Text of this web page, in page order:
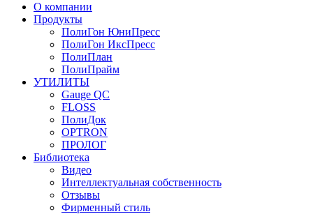
О компании
Продукты
ПолиГон ЮниПресс
ПолиГон ИксПресс
ПолиПлан
ПолиПрайм
УТИЛИТЫ
Gauge QC
FLOSS
ПолиДок
OPTRON
ПРОЛОГ
Библиотека
Видео
Интеллектуальная собственность
Отзывы
Фирменный стиль